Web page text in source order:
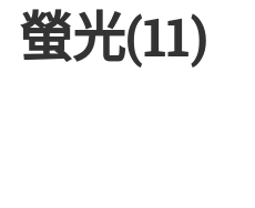
螢光(11)